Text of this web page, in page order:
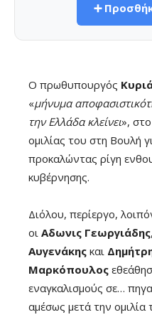
➕
Ο πρωθυπουργός
«μήνυμα
την Ελλάδα κλείνει»,
ομιλίας του στη Βουλή
προκαλώντας ρίγη
κυβέρνησης.
Διόλου, περίεργο,
οι Αδωνις Γεωργιάδης,
Αυγενάκης και
Μαρκόπουλος
εναγκαλισμούς σε…
αμέσως μετά την